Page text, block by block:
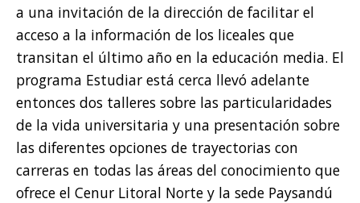
a una invitación de la dirección de facilitar el
acceso a la información de los liceales que
transitan el último año en la educación media. El
programa Estudiar está cerca llevó adelante
entonces dos talleres sobre las particularidades
de la vida universitaria y una presentación sobre
las diferentes opciones de trayectorias con
carreras en todas las áreas del conocimiento que
ofrece el Cenur Litoral Norte y la sede Paysandú